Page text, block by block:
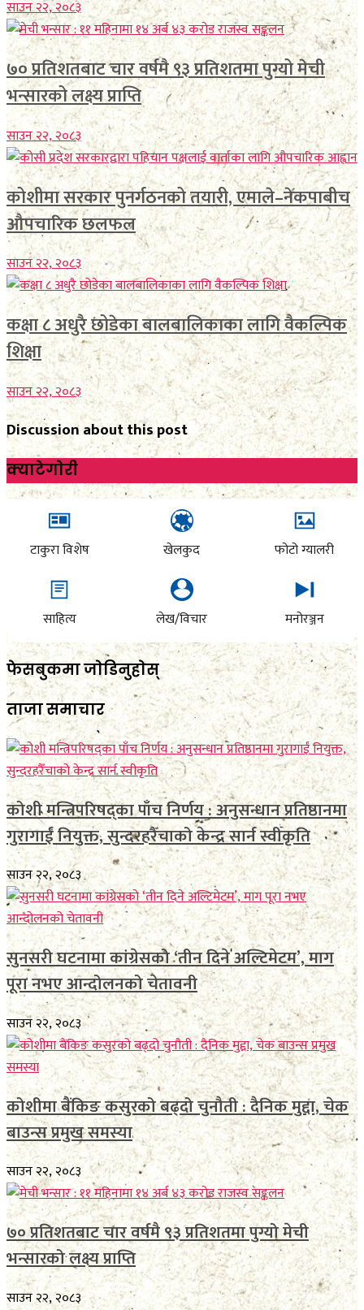
साउन २२, २०८३
७० प्रतिशतबाट चार वर्षमै ९३ प्रतिशतमा पुग्यो मेची
भन्सारको लक्ष्य प्राप्ति
साउन २२, २०८३
कोशीमा सरकार पुनर्गठनको तयारी, एमाले–नेकपाबीच
औपचारिक छलफल
साउन २२, २०८३
कक्षा ८ अधुरै छोडेका बालबालिकाका लागि वैकल्पिक
शिक्षा
साउन २२, २०८३
Discussion about this post
क्याटेगाेरी
टाकुरा विशेष खेलकुद फोटो ग्यालरी
साहित्य लेख/विचार मनोरञ्जन
फेसबुकमा जाेडिनुहाेस्
ताजा समाचार
कोशी मन्त्रिपरिषद्का पाँच निर्णय : अनुसन्धान प्रतिष्ठानमा
गुरागाईं नियुक्त, सुन्दरहरैँचाको केन्द्र सार्न स्वीकृति
साउन २२, २०८३
सुनसरी घटनामा कांग्रेसको ‘तीन दिने अल्टिमेटम’, माग
पूरा नभए आन्दोलनको चेतावनी
साउन २२, २०८३
कोशीमा बैंकिङ कसुरको बढ्दो चुनौती : दैनिक मुद्दा, चेक
बाउन्स प्रमुख समस्या
साउन २२, २०८३
७० प्रतिशतबाट चार वर्षमै ९३ प्रतिशतमा पुग्यो मेची
भन्सारको लक्ष्य प्राप्ति
साउन २२, २०८३